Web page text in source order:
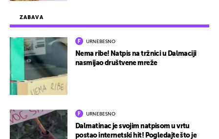
ZABAVA
URNEBESNO
Nema ribe! Natpis na tržnici u Dalmaciji
nasmijao društvene mreže
URNEBESNO
Dalmatinac je svojim natpisom u vrtu
postao internetski hit! Pogledajte što je